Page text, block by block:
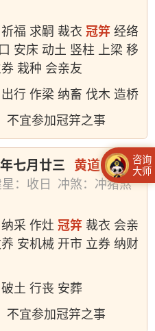
福 求嗣 裁衣冠笄 经络
安床 动土 竖柱 上梁 移
栽种 会亲友
行 作梁 纳畜 伐木 造桥
不宜参加冠笄之事
七月廿三 黄道日
：收日
冲煞：冲猪煞
纳采 作灶冠笄 裁衣 会亲
安机械 开市 立券 纳财
土 行丧 安葬
不宜参加冠笄之事
咨询
大师